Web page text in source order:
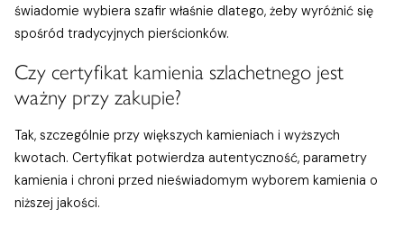
świadomie wybiera szafir właśnie dlatego, żeby wyróżnić się
spośród tradycyjnych pierścionków.
Czy certyfikat kamienia szlachetnego jest
ważny przy zakupie?
Tak, szczególnie przy większych kamieniach i wyższych
kwotach. Certyfikat potwierdza autentyczność, parametry
kamienia i chroni przed nieświadomym wyborem kamienia o
niższej jakości.